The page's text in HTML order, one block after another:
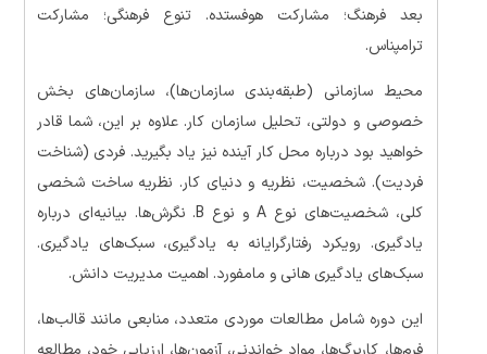
بعد فرهنگ؛ مشارکت هوفستده. تنوع فرهنگی؛ مشارکت
ترامپناس.
محیط سازمانی (طبقه‌بندی سازمان‌ها)، سازمان‌های بخش
خصوصی و دولتی، تحلیل سازمان کار. علاوه بر این، شما قادر
خواهید بود درباره محل کار آینده نیز یاد بگیرید. فردی (شناخت
فردیت). شخصیت، نظریه و دنیای کار. نظریه ساخت شخصی
کلی، شخصیت‌های نوع A و نوع B. نگرش‌ها. بیانیه‌ای درباره
یادگیری. رویکرد رفتارگرایانه به یادگیری، سبک‌های یادگیری.
سبک‌های یادگیری هانی و مامفورد. اهمیت مدیریت دانش.
این دوره شامل مطالعات موردی متعدد، منابعی مانند قالب‌ها،